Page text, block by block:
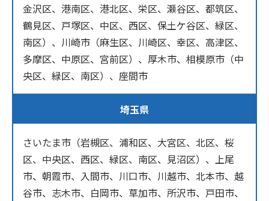
金沢区、港南区、港北区、栄区、瀬谷区、都筑区、
鶴見区、戸塚区、中区、西区、保土ケ谷区、緑区、
南区）、川崎市（麻生区、川崎区、幸区、高津区、
多摩区、中原区、宮前区）、厚木市、相模原市（中
央区、緑区、南区）、座間市
埼玉県
さいたま市（岩槻区、浦和区、大宮区、北区、桜
区、中央区、西区、緑区、南区、見沼区）、上尾
市、朝霞市、入間市、川口市、川越市、北本市、越
谷市、志木市、白岡市、草加市、所沢市、戸田市、